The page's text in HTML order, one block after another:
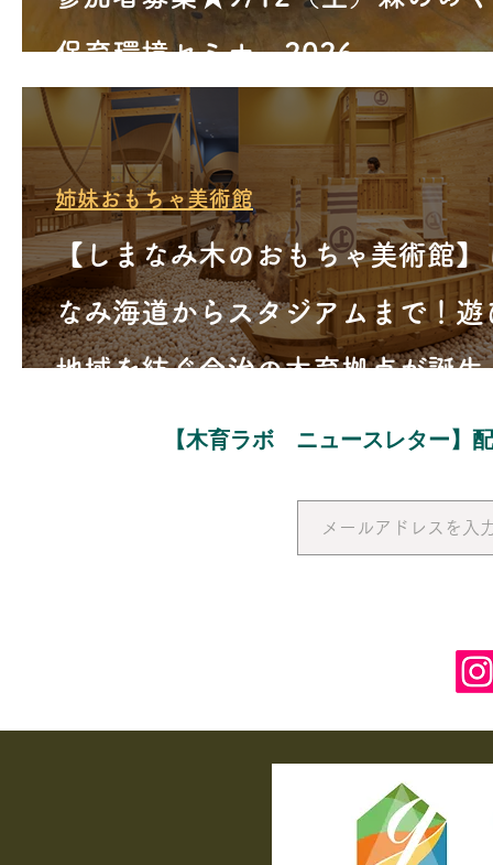
保育環境セミナー2026
【しまなみ木のおもちゃ美術館】
なみ海道からスタジアムまで！遊
地域を紡ぐ今治の木育拠点が誕生
媛県今治市）
姉妹おもちゃ美術館
【木育ラボ ニュースレター】